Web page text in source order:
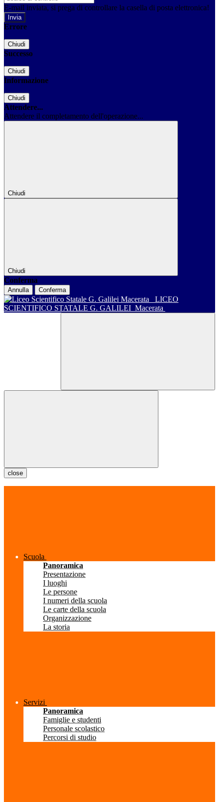
E-mail inviata, si prega di controllare la casella di posta elettronica!
Errore
Chiudi
Successo
Chiudi
Informazione
Chiudi
Attendere...
Attendere il completamento dell'operazione...
Chiudi
Chiudi
Conferma
Annulla Conferma
LICEO
SCIENTIFICO STATALE G. GALILEI Macerata
close
Scuola
Panoramica
Presentazione
I luoghi
Le persone
I numeri della scuola
Le carte della scuola
Organizzazione
La storia
Servizi
Panoramica
Famiglie e studenti
Personale scolastico
Percorsi di studio